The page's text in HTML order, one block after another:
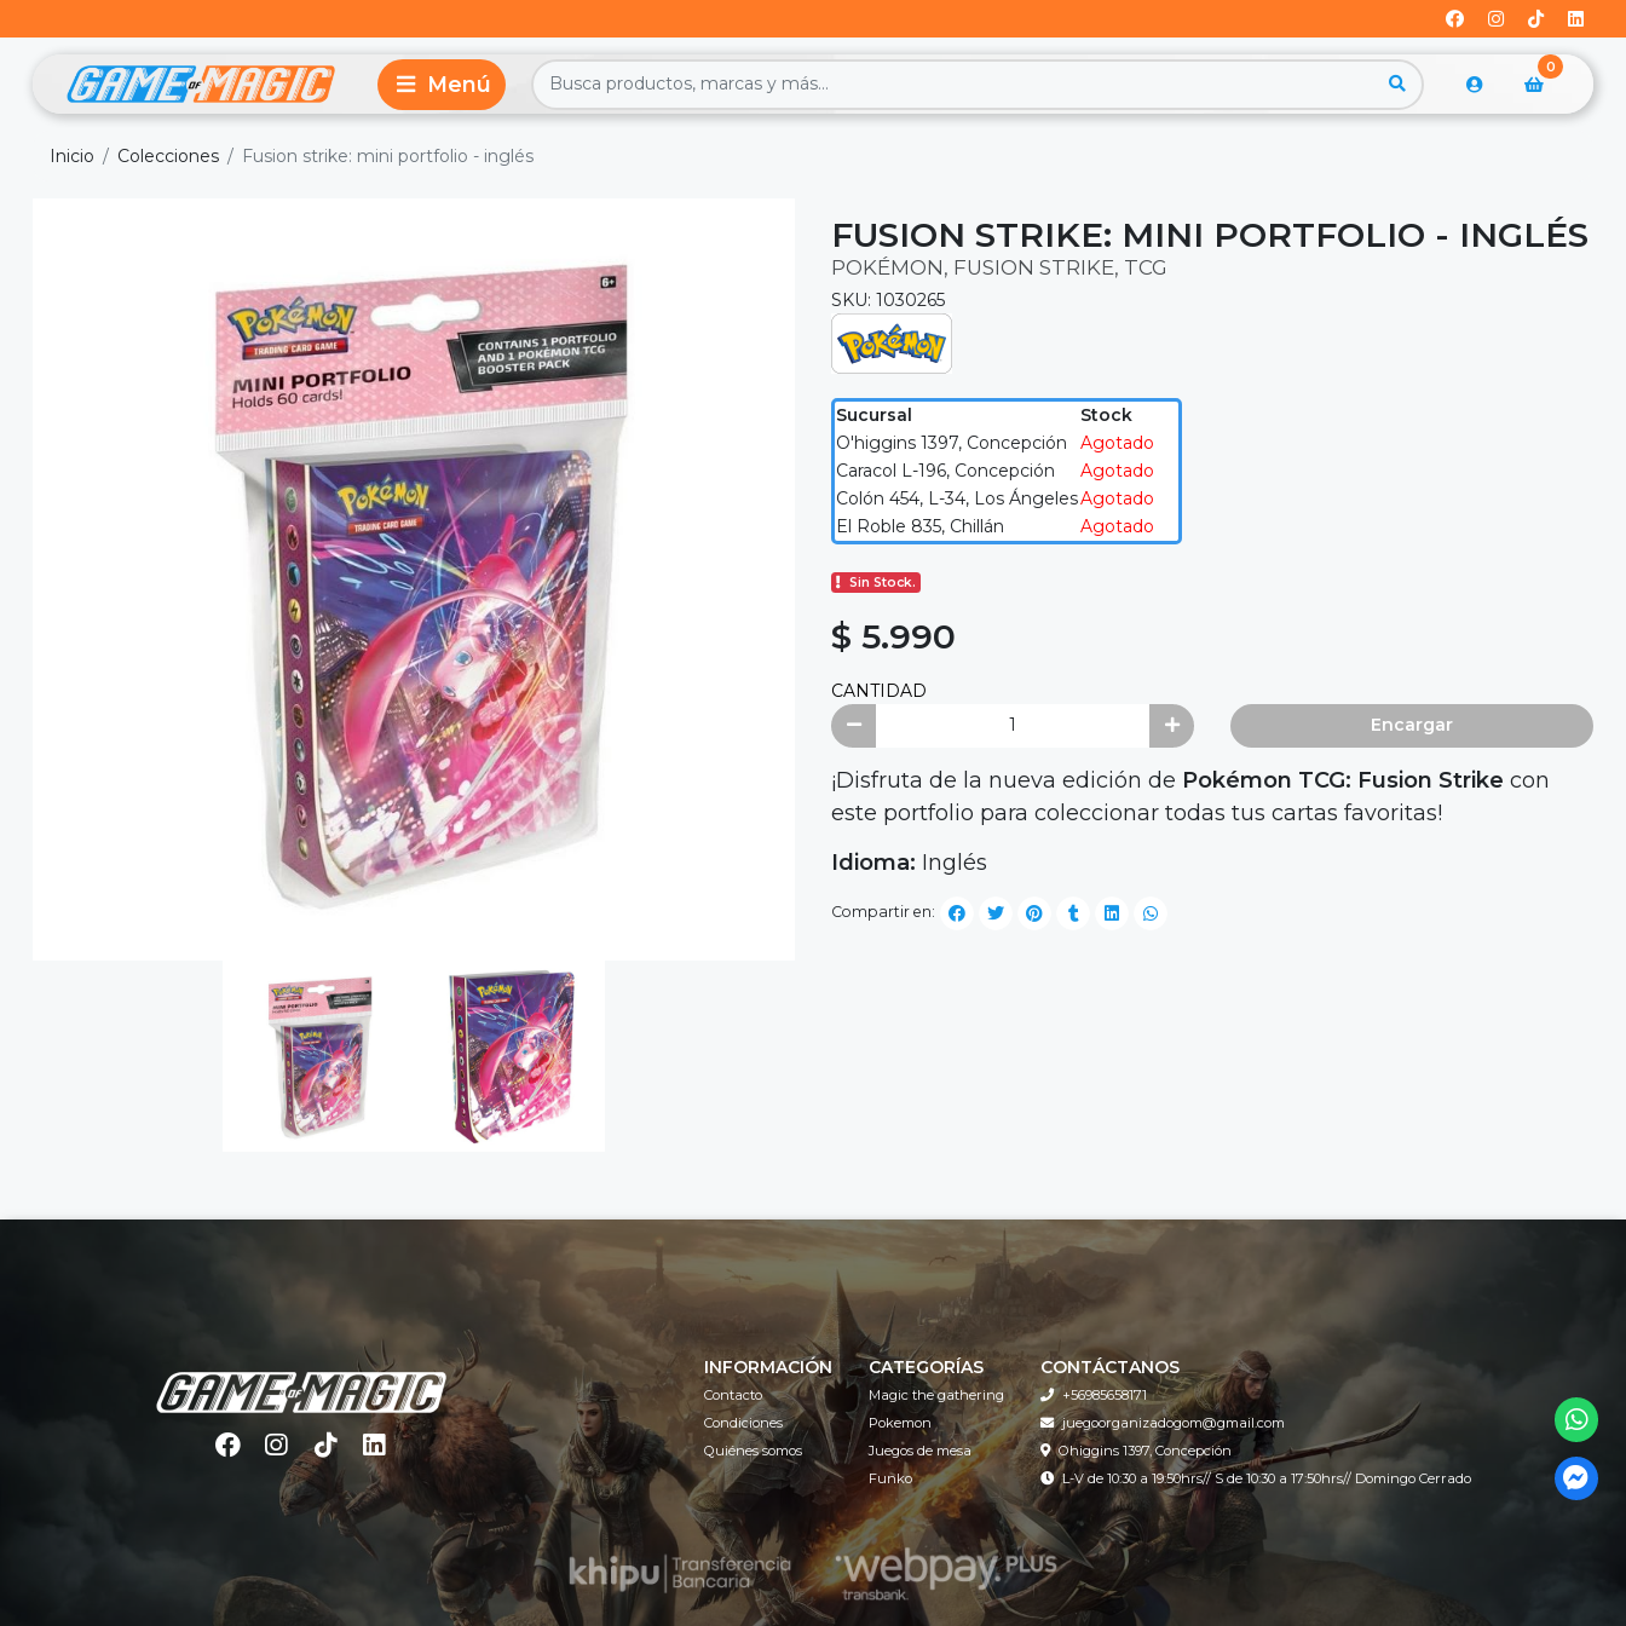
0
Inicio Colecciones Fusion strike: mini portfolio - inglés
FUSION STRIKE: MINI PORTFOLIO - INGLÉS
POKÉMON, FUSION STRIKE, TCG
SKU: 1030265
Sucursal
Stock
O'higgins 1397, Concepción
Agotado
Caracol L-196, Concepción
Agotado
Colón 454, L-34, Los ÁngelesAgotado
El Roble 835, Chillán
Agotado
Sin Stock.
$ 5.990
CANTIDAD
Encargar
¡Disfruta de la nueva edición de Pokémon TCG: Fusion Strike con
este portfolio para coleccionar todas tus cartas favoritas!
Idioma: Inglés
Compartir en:
INFORMACIÓN
Contacto
Condiciones
Quiénes somos
CATEGORÍAS
Magic the gathering
Pokemon
Juegos de mesa
Funko
CONTÁCTANOS
+56985658171
juegoorganizadogom@gmail.com
Ohiggins 1397, Concepción
L-V de 10:30 a 19:50hrs// S de 10:30 a 17:50hrs// Domingo Cerrado